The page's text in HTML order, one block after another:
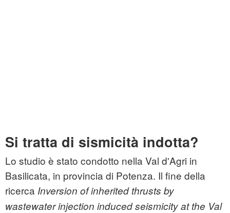
Si tratta di sismicità indotta?
Lo studio è stato condotto nella Val d'Agri in
Basilicata, in provincia di Potenza. Il fine della
ricerca Inversion of inherited thrusts by
wastewater injection induced seismicity at the Val